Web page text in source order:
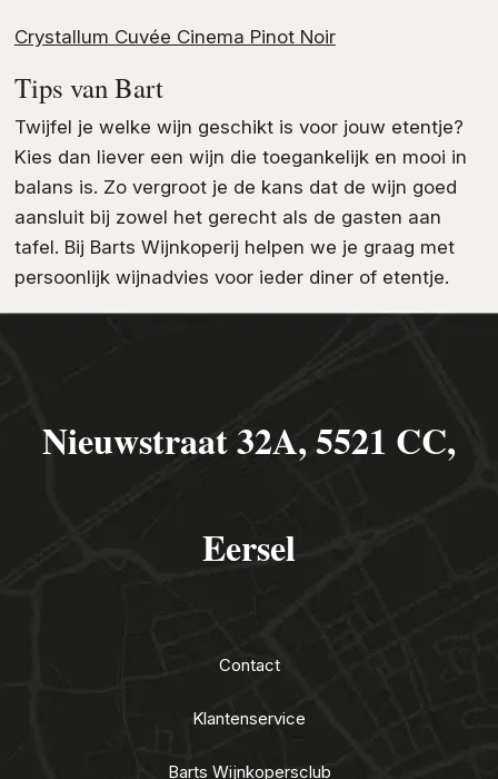
Crystallum Cuvée Cinema Pinot Noir
Tips van Bart
Twijfel je welke wijn geschikt is voor jouw etentje?
Kies dan liever een wijn die toegankelijk en mooi in
balans is. Zo vergroot je de kans dat de wijn goed
aansluit bij zowel het gerecht als de gasten aan
tafel. Bij Barts Wijnkoperij helpen we je graag met
persoonlijk wijnadvies voor ieder diner of etentje.
Nieuwstraat 32A, 5521 CC,
Eersel
Contact
Klantenservice
Barts Wijnkopersclub